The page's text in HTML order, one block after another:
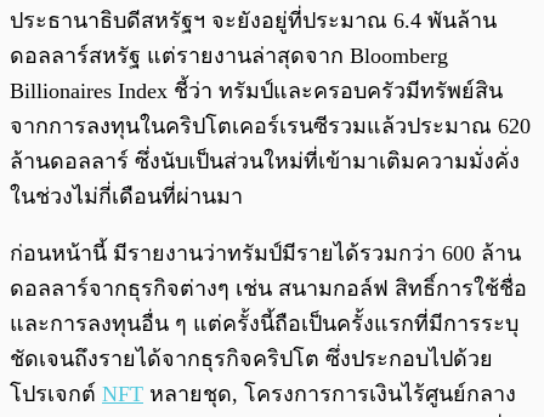
ประธานาธิบดีสหรัฐฯ จะยังอยู่ที่ประมาณ 6.4 พันล้าน
ดอลลาร์สหรัฐ แต่รายงานล่าสุดจาก Bloomberg
Billionaires Index ชี้ว่า ทรัมป์และครอบครัวมีทรัพย์สิน
จากการลงทุนในคริปโตเคอร์เรนซีรวมแล้วประมาณ 620
ล้านดอลลาร์ ซึ่งนับเป็นส่วนใหม่ที่เข้ามาเติมความมั่งคั่ง
ในช่วงไม่กี่เดือนที่ผ่านมา
ก่อนหน้านี้ มีรายงานว่าทรัมป์มีรายได้รวมกว่า 600 ล้าน
ดอลลาร์จากธุรกิจต่างๆ เช่น สนามกอล์ฟ สิทธิ์การใช้ชื่อ
และการลงทุนอื่น ๆ แต่ครั้งนี้ถือเป็นครั้งแรกที่มีการระบุ
ชัดเจนถึงรายได้จากธุรกิจคริปโต ซึ่งประกอบไปด้วย
โปรเจกต์ NFT หลายชุด, โครงการการเงินไร้ศูนย์กลาง